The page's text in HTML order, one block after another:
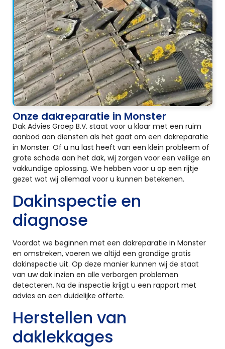
Onze dakreparatie in Monster
Dak Advies Groep B.V. staat voor u klaar met een ruim
aanbod aan diensten als het gaat om een dakreparatie
in Monster. Of u nu last heeft van een klein probleem of
grote schade aan het dak, wij zorgen voor een veilige en
vakkundige oplossing. We hebben voor u op een rijtje
gezet wat wij allemaal voor u kunnen betekenen.
Dakinspectie en
diagnose
Voordat we beginnen met een dakreparatie in Monster
en omstreken, voeren we altijd een grondige gratis
dakinspectie uit. Op deze manier kunnen wij de staat
van uw dak inzien en alle verborgen problemen
detecteren. Na de inspectie krijgt u een rapport met
advies en een duidelijke offerte.
Herstellen van
daklekkages